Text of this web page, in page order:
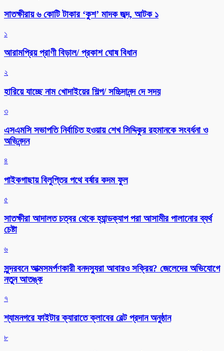
সাতক্ষীরায় ৬ কোটি টাকার ‘কুশ’ মাদক জব্দ, আটক ১
১
আরামপ্রিয় প্রাণী বিড়াল/ প্রকাশ ঘোষ বিধান
২
হারিয়ে যাচ্ছে নাম খোদাইয়ের শিল্প/ সচ্চিদানন্দ দে সদয়
৩
এসএমসি সভাপতি নির্বাচিত হওয়ায় শেখ সিদ্দিকুর রহমানকে সংবর্ধনা ও
অভিনন্দন
৪
পাইকগাছায় বিলুপ্তির পথে বর্ষার কদম ফুল
৫
সাতক্ষীরা আদালত চত্বর থেকে হ্যান্ডক্যাপ পরা আসামীর পালানোর ব্যর্থ
চেষ্টা
৬
সুন্দরবনে আত্মসমর্পণকারী বনদস্যুরা আবারও সক্রিয়? জেলেদের অভিযোগে
নতুন আতঙ্ক
৭
শ্যামনগরে ফাইটার ক্যারাতে ক্লাবের বেল্ট প্রদান অনুষ্ঠান
৮